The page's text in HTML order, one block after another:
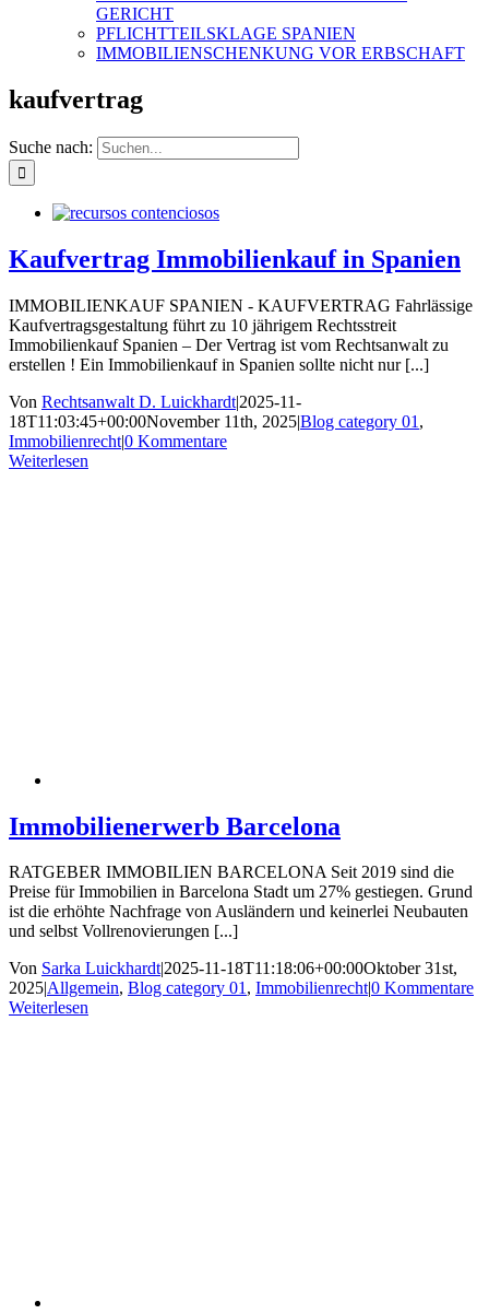
GERICHT
PFLICHTTEILSKLAGE SPANIEN
IMMOBILIENSCHENKUNG VOR ERBSCHAFT
kaufvertrag
Suche nach:
Kaufvertrag Immobilienkauf in Spanien
IMMOBILIENKAUF SPANIEN - KAUFVERTRAG Fahrlässige
Kaufvertragsgestaltung führt zu 10 jährigem Rechtsstreit
Immobilienkauf Spanien – Der Vertrag ist vom Rechtsanwalt zu
erstellen ! Ein Immobilienkauf in Spanien sollte nicht nur [...]
Von Rechtsanwalt D. Luickhardt|2025-11-
18T11:03:45+00:00November 11th, 2025|Blog category 01 ,
Immobilienrecht|0 Kommentare
Weiterlesen
Immobilienerwerb Barcelona
RATGEBER IMMOBILIEN BARCELONA Seit 2019 sind die
Preise für Immobilien in Barcelona Stadt um 27% gestiegen. Grund
ist die erhöhte Nachfrage von Ausländern und keinerlei Neubauten
und selbst Vollrenovierungen [...]
Von Sarka Luickhardt|2025-11-18T11:18:06+00:00Oktober 31st,
2025|Allgemein, Blog category 01, Immobilienrecht|0 Kommentare
Weiterlesen